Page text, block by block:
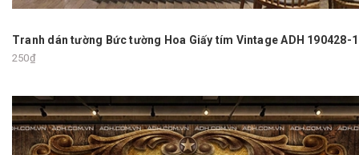
Tranh dán tường Bức tường Hoa Giấy tím Vintage ADH 190428-1
250₫